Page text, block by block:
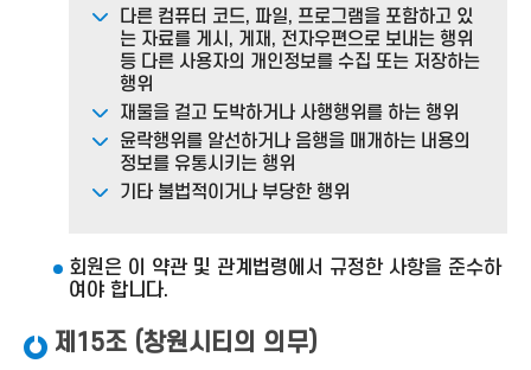
다른 컴퓨터 코드, 파일, 프로그램을 포함하고 있
는 자료를 게시, 게재, 전자우편으로 보내는 행위
등 다른 사용자의 개인정보를 수집 또는 저장하는
행위
재물을 걸고 도박하거나 사행행위를 하는 행위
윤락행위를 알선하거나 음행을 매개하는 내용의
정보를 유통시키는 행위
기타 불법적이거나 부당한 행위
회원은 이 약관 및 관계법령에서 규정한 사항을 준수하
여야 합니다.
제15조 (창원시티의 의무)